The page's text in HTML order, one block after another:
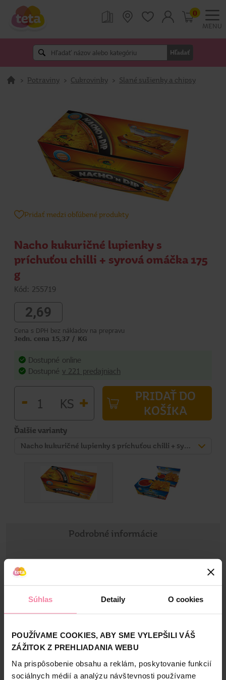
Súhlas Detaily O cookies
POUŽÍVAME COOKIES, ABY SME VYLEPŠILI VÁŠ
ZÁŽITOK Z PREHLIADANIA WEBU
Na prispôsobenie obsahu a reklám, poskytovanie funkcií
sociálnych médií a analýzu návštevnosti používame
MENU
Hľadať
0
> Potraviny > Cukrovinky > Slané sušienky a chipsy
Pridať medzi obľúbené produkty
Nacho kukuričné lupienky s
príchuťou chilli + syrová omáčka 175
g
Kód: 255719
2,69
Cena s DPH bez nákladov na prepravu
Jedn. cena 15,37 / KG
Dostupné online
Dostupné v 221 predajniach
- KS +
PRIDAŤ DO
KOŠÍKA
Ďalšie varianty
Nacho kukuričné lupienky s príchuťou chilli + syrová omáčka 175 g
Podrobné informácie
Informácie o výrobcovi
Bezpečnosť a balenie
Zloženie